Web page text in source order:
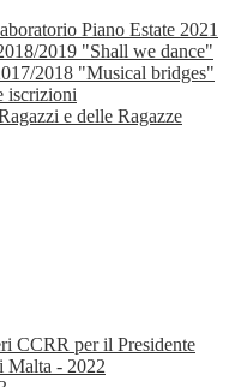
Piano Estate 2021
2019 "Shall we dance"
2018 "Musical bridges"
iscrizioni
e delle Ragazze
CCRR per il Presidente
Malta - 2022